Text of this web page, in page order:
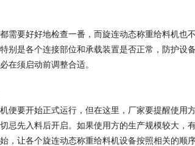
需要好好地检查一番，而旋连动态称重给料机也
别是各个连接部位和承载装置是否正常，防护设
在须启动前调整合适。
便要开始正式运行，但在这里，厂家要提醒使用
忌先入料后开启。如果使用方的生产规模较大，
，让各个旋连动态称重给料机设备按照相关的顺